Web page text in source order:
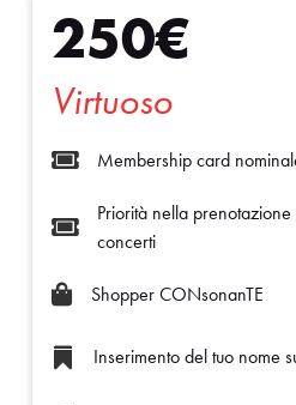
250€
Virtuoso
 Membership card

Priorità nella
concerti
 Shopper CONsonanTE
 Inserimento del tuo nome